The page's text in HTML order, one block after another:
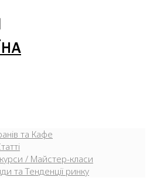
та Кафе
/ Майстер-класи
та Тенденції ринку